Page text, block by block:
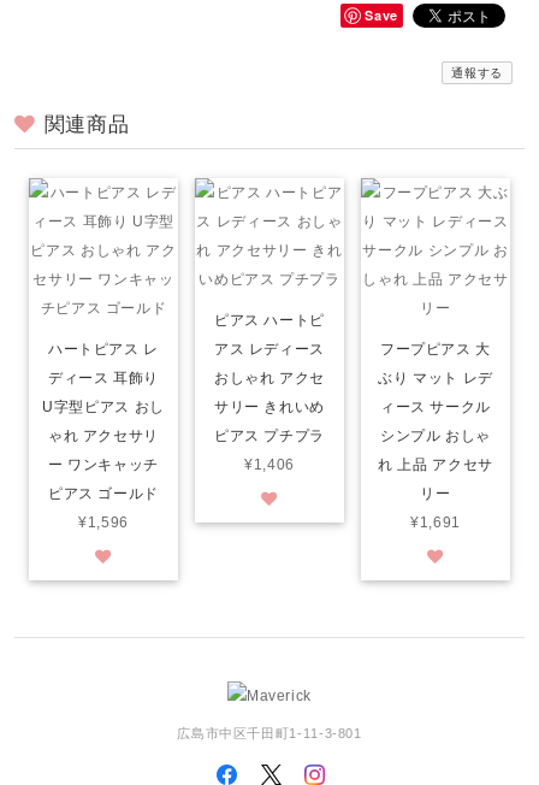
Save
通報する
関連商品
ハートピアス レ
ディース 耳飾り
U字型ピアス おし
ゃれ アクセサリ
ー ワンキャッチ
ピアス ゴールド
¥1,596
ピアス ハートピ
アス レディース
おしゃれ アクセ
サリー きれいめ
ピアス プチプラ
¥1,406
フープピアス 大
ぶり マット レデ
ィース サークル
シンプル おしゃ
れ 上品 アクセサ
リー
¥1,691
広島市中区千田町1-11-3-801